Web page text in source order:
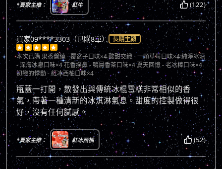
*買家主推： 紅牛 (122)
買家09****3303（已購8單） 長期主顧
    
本次已購果香盤繞 - 覆盆子口味×4 酸甜交織 - 一顆草莓口味×4 純淨冰涼
- 深海冰泉口味×4 花香撲鼻 - 鴨屎香茶口味×4 夏天回憶 - 老冰棒口味×4
初戀的悸動 - 紅冰西柚口味×4
瓶蓋一打開，散發出與傳統冰棍雪糕非常相似的香
氣，帶著一種清新的冰淇淋氣息。甜度的控製做得很
好，沒有任何膩感。
*買家主推： 紅冰西柚 (52)